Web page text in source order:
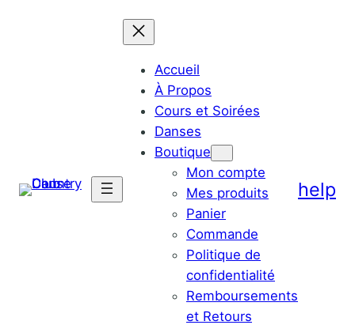
Accueil
À Propos
Cours et Soirées
Danses
Boutique
Mon compte
Mes produits
Panier
Commande
Politique de
confidentialité
Remboursements
et Retours
help